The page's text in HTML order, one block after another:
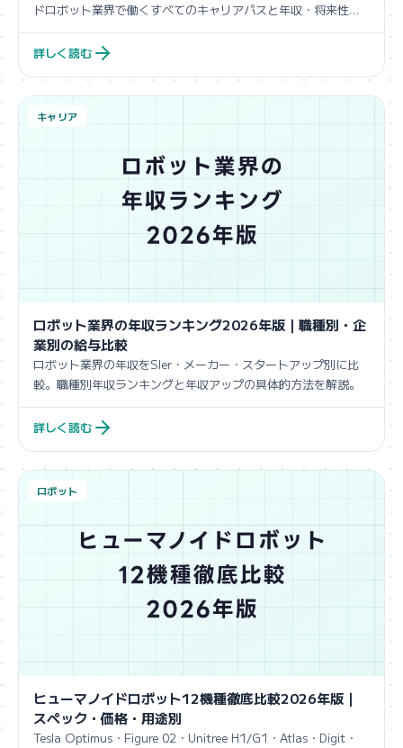
ドロボット業界で働くすべてのキャリアパスと年収・将来性を
解説。
詳しく読む
キャリア
ロボット業界の年収ランキング2026年版｜職種別・企
業別の給与比較
ロボット業界の年収をSIer・メーカー・スタートアップ別に比
較。職種別年収ランキングと年収アップの具体的方法を解説。
詳しく読む
ロボット
ヒューマノイドロボット12機種徹底比較2026年版｜
スペック・価格・用途別
Tesla Optimus・Figure 02・Unitree H1/G1・Atlas・Digit・